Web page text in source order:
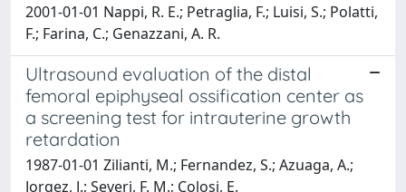
2001-01-01 Nappi, R. E.; Petraglia, F.; Luisi, S.; Polatti,
F.; Farina, C.; Genazzani, A. R.
Ultrasound evaluation of the distal
femoral epiphyseal ossification center as
a screening test for intrauterine growth
retardation
1987-01-01 Zilianti, M.; Fernandez, S.; Azuaga, A.;
Jorgez, J.; Severi, F. M.; Colosi, E.